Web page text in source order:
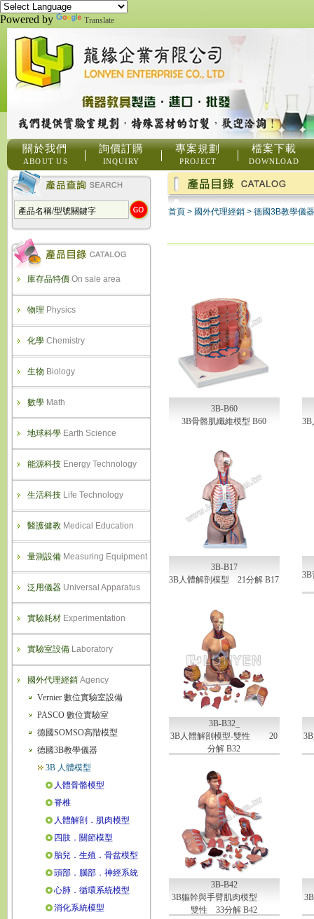
Powered by Translate
關於我們
ABOUT US
詢價訂購
INQUIRY
專案規劃
PROJECT
檔案下載
DOWNLOAD
庫存品特價 On sale area
物理 Physics
化學 Chemistry
生物 Biology
數學 Math
地球科學 Earth Science
能源科技 Energy Technology
生活科技 Life Technology
醫護健教 Medical Education
量測設備 Measuring Equipment
泛用儀器 Universal Apparatus
實驗耗材 Experimentation
實驗室設備 Laboratory
國外代理經銷 Agency
Vernier 數位實驗室設備
PASCO 數位實驗室
德國SOMSO高階模型
德國3B教學儀器
3B 人體模型
人體骨骼模型
脊椎
人體解剖．肌肉模型
四肢．關節模型
胎兒．生殖．骨盆模型
頭部．腦部．神經系統
心肺．循環系統模型
消化系統模型
首頁 > 國外代理經銷 > 德國3B教學儀器
3B-B60
3B骨骼肌纖維模型 B60
3B-B17
3B人體解剖模型 21分解 B17
3B
3B-B32_
3B人體解剖模型-雙性 20
分解 B32
3B-B42
3B軀幹與手臂肌肉模型
雙性 33分解 B42